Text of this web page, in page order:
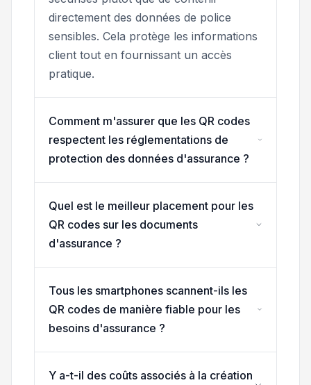
directement des données de police
sensibles. Cela protège les informations
client tout en fournissant un accès
pratique.
Comment m'assurer que les QR codes
respectent les réglementations de
protection des données d'assurance ?
Quel est le meilleur placement pour les
QR codes sur les documents
d'assurance ?
Tous les smartphones scannent-ils les
QR codes de manière fiable pour les
besoins d'assurance ?
Y a-t-il des coûts associés à la création